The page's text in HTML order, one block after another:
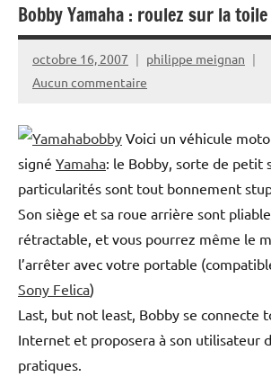
Bobby Yamaha : roulez sur la toile
octobre 16, 2007
philippe meignan
Aucun commentaire
Voici un véhicule
signé Yamaha: le Bobby, sorte de petit
particularités sont tout bonnement
Son siège et sa roue arrière sont
rétractable, et vous pourrez même le
l’arrêter avec votre portable
Sony Felica)
Last, but not least, Bobby se connecte
Internet et proposera à son utilisateur
pratiques.